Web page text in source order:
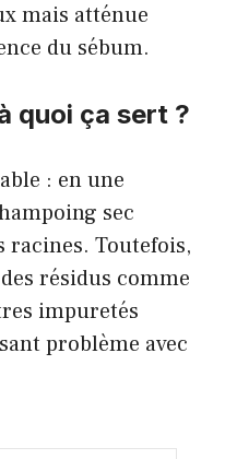
mais atténue
du sébum.
quoi ça sert ?
: en une
sec
racines. Toutefois,
résidus comme
impuretés
problème avec